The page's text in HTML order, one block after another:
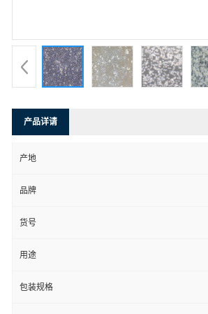
产品详请
产地
品牌
货号
用途
包装规格